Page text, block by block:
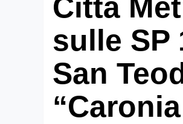
Città
sulle SP
San